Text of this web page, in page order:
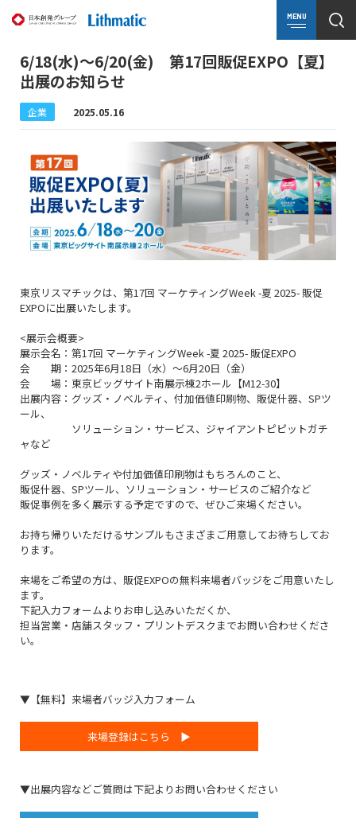
MENU
6/18(水)～6/20(金) 第17回販促EXPO【夏】
出展のお知らせ
企業 2025.05.16
東京リスマチックは、第17回 マーケティングWeek -夏 2025- 販促
EXPOに出展いたします。
<展示会概要>
展示会名：第17回 マーケティングWeek -夏 2025- 販促EXPO
会 期：2025年6月18日（水）～6月20日（金）
会 場：東京ビッグサイト南展示棟2ホール【M12-30】
出展内容：グッズ・ノベルティ、付加価値印刷物、販促什器、SPツ
ール、
ソリューション・サービス、ジャイアントピピットガチ
ャなど
グッズ・ノベルティや付加価値印刷物はもちろんのこと、
販促什器、SPツール、ソリューション・サービスのご紹介など
販促事例を多く展示する予定ですので、ぜひご来場ください。
お持ち帰りいただけるサンプルもさまざまご用意してお待ちしてお
ります。
来場をご希望の方は、販促EXPOの無料来場者バッジをご用意いたし
ます。
下記入力フォームよりお申し込みいただくか、
担当営業・店舗スタッフ・プリントデスクまでお問い合わせくださ
い。
▼【無料】来場者バッジ入力フォーム
来場登録はこちら ▶
▼出展内容などご質問は下記よりお問い合わせください